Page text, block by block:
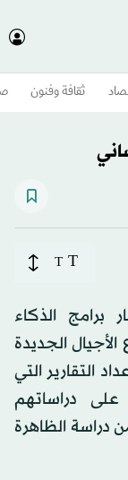
ثقافة وفنون
T
T
برامج الذكاء
الجديدة
التقارير التي
دراساتهم
دراسة الظاهرة